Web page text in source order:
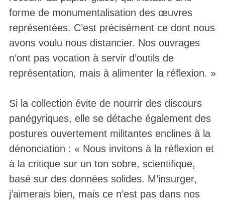
forme de monumentalisation des œuvres
représentées. C’est précisément ce dont nous
avons voulu nous distancier. Nos ouvrages
n’ont pas vocation à servir d’outils de
représentation, mais à alimenter la réflexion. »
Si la collection évite de nourrir des discours
panégyriques, elle se détache également des
postures ouvertement militantes enclines à la
dénonciation : « Nous invitons à la réflexion et
à la critique sur un ton sobre, scientifique,
basé sur des données solides. M’insurger,
j’aimerais bien, mais ce n’est pas dans nos